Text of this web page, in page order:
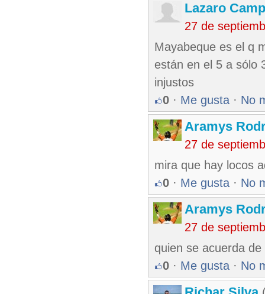
Lazaro
27 de
Mayabeque es el q
están en el 5 a sólo
injustos
0 · Me gusta · No
Aramys
27 de
mira que hay locos
0 · Me gusta · No
Aramys
27 de
quien se acuerda
0 · Me gusta · No